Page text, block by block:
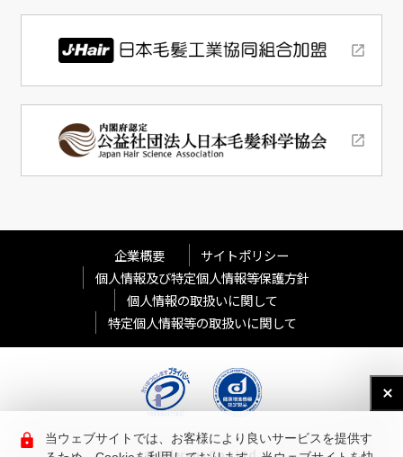
企業概要
サイトポリシー
個人情報及び特定個人情報等保護方針
個人情報の取扱いに関して
特定個人情報等の取扱いに関して
当ウェブサイトでは、お客様により良いサービスを提供す